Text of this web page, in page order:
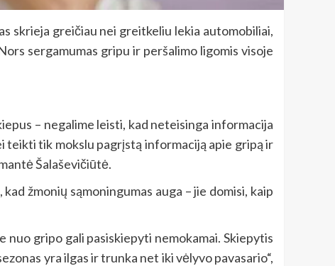
skrieja greičiau nei greitkeliu lekia automobiliai,
sergamumas gripu ir peršalimo ligomis visoje
– negalime leisti, kad neteisinga informacija
teikti tik mokslu pagrįstą informaciją apie gripą ir
Šalaševičiūtė.
žmonių sąmoningumas auga – jie domisi, kaip
nuo gripo gali pasiskiepyti nemokamai. Skiepytis
yra ilgas ir trunka net iki vėlyvo pavasario“,